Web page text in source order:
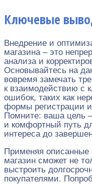
Ключевые
Внедрение и
магазина – это
анализа и
Основывайтесь на
вовремя замечать
к взаимодействию с
ошибок, таких как
формы регистрации
Помните: ваша цель
и комфортный путь
интереса до
Применяя описанные
магазин сможет не
выстроить
покупателями.